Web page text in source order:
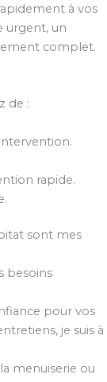
à vos
urgent, un
complet.
de :
rapide.
sont mes
besoins
pour vos
je suis à
menuiserie ou